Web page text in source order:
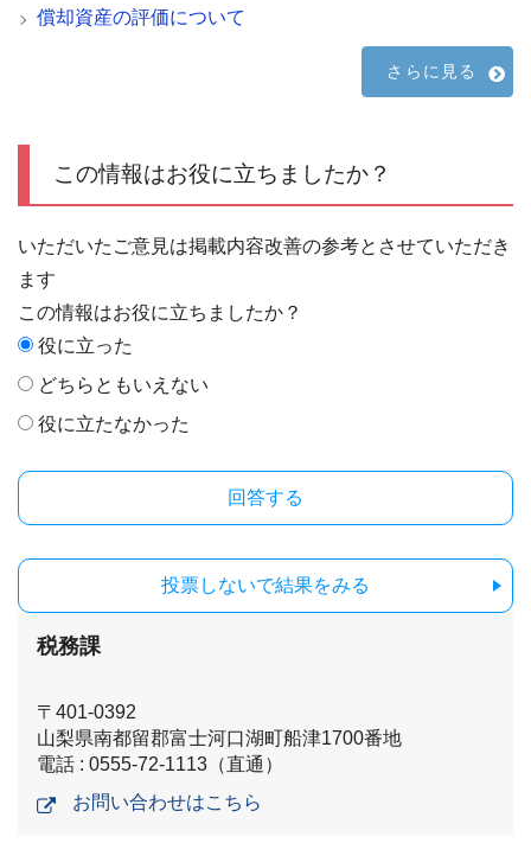
償却資産の評価について
さらに見る
この情報はお役に立ちましたか？
いただいたご意見は掲載内容改善の参考とさせていただき
ます
この情報はお役に立ちましたか？
役に立った
どちらともいえない
役に立たなかった
投票しないで結果をみる
税務課
〒401-0392
山梨県南都留郡富士河口湖町船津1700番地
電話 : 0555-72-1113（直通）
お問い合わせはこちら